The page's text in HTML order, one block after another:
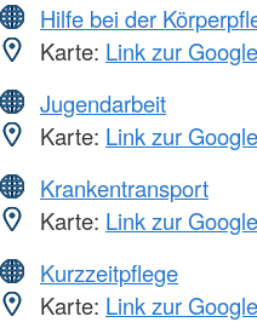
Hilfe bei der
Karte: Link zur
Jugendarbeit
Karte: Link zur
Krankentransport
Karte: Link zur
Kurzzeitpflege
Karte: Link zur